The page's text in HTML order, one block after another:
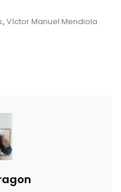
, Víctor Manuel Mendiola